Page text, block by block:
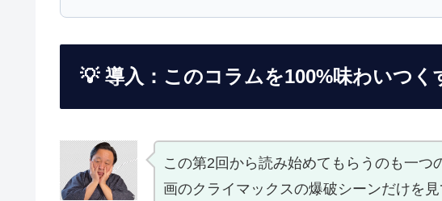
💡 導入：このコラムを100%味わいつく
この第2回から読み始めてもらうのも一
画のクライマックスの爆破シーンだけを